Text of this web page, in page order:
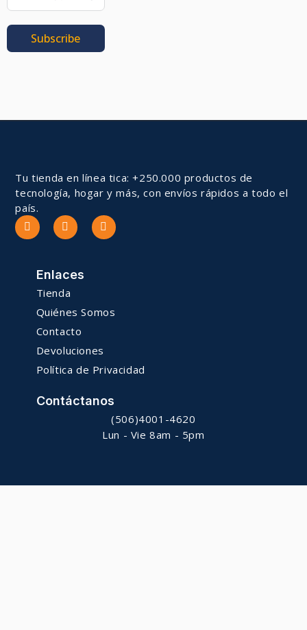
Subscribe
Tu tienda en línea tica: +250.000 productos de
tecnología, hogar y más, con envíos rápidos a todo el
país.
Enlaces
Tienda
Quiénes Somos
Contacto
Devoluciones
Política de Privacidad
Contáctanos
(506)4001-4620
Lun - Vie 8am - 5pm